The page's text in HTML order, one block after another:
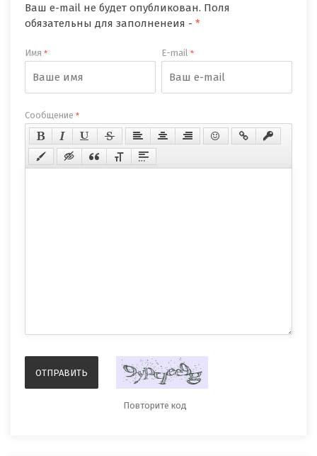
Ваш e-mail не будет опубликован. Поля
обязательны для заполненеия - *
Имя * E-mail*
Сообщение *